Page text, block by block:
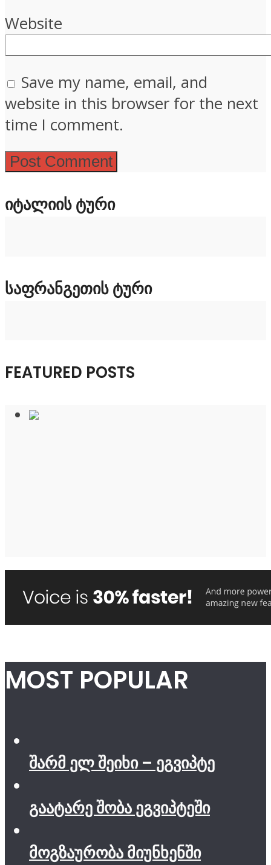
Website
Save my name, email, and
website in this browser for the next
time I comment.
ᲘᲢᲐᲚᲘᲘᲡ ᲢᲣᲠᲘ
ᲡᲐᲤᲠᲐᲜᲒᲔᲗᲘᲡ ᲢᲣᲠᲘ
FEATURED POSTS
MOST POPULAR
შარმ ელ შეიხი – ეგვიპტე
გაატარე შობა ეგვიპტეში
მოგზაურობა მიუნხენში